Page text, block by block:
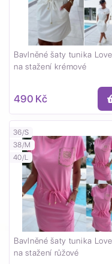
Bavlněné šaty tunika
na stažení krémové
490 Kč
36/S
38/M
40/L
Bavlněné šaty tunika
na stažení růžové